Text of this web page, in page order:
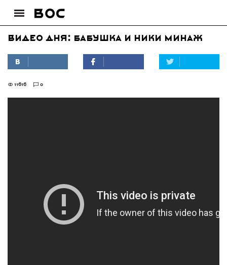
Видео дня: Бабушка и Ники Минаж
11616 0